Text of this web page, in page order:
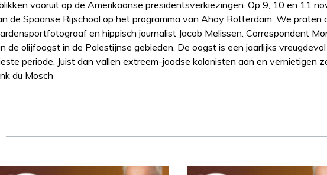
vooruit op de Amerikaanse presidentsverkiezingen. Op 9, 10 en 11
de Spaanse Rijschool op het programma van Ahoy Rotterdam. We praten
en hippisch journalist Jacob Melissen. Correspondent
olijfoogst in de Palestijnse gebieden. De oogst is een jaarlijks vreugdevol
periode. Juist dan vallen extreem-joodse kolonisten aan en vernietigen
du Mosch